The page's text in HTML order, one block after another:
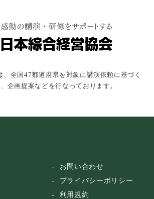
・アナウンサー
ント・モデル
・色物
、全国47都道府県を対象に講演依頼に基づく
企画提案などを行なっております。
お問い合わせ
プライバシーポリシー
利用規約